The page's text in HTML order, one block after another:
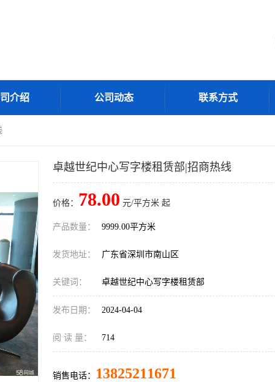
介绍 公司动态 联系方式
卓越世纪中心写字楼租赁部|招商热线
价格： 78.00 元/平方米 起
产品数量： 9999.00平方米
发货地址： 广东省深圳市南山区
关键词： 卓越世纪中心写字楼租赁部
发布日期： 2024-04-04
阅 读 量： 714
销售电话： 13825211671